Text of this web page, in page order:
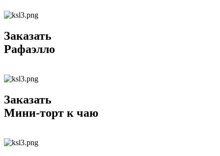
Заказать
Рафаэлло
Заказать
Мини-торт к чаю